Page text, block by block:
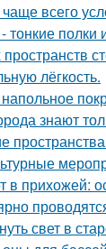
всего
лёгкость.
знают
в прихожей:
свет в